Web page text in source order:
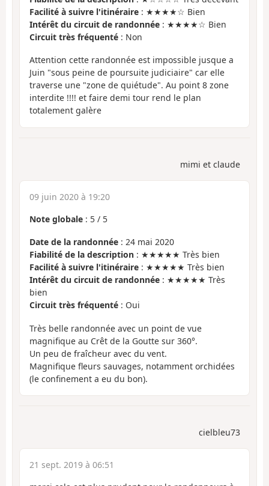
Facilité à suivre l'itinéraire : ★★★★☆ Bien
Intérêt du circuit de randonnée : ★★★★☆ Bien
Circuit très fréquenté : Non
Attention cette randonnée est impossible jusque a
Juin "sous peine de poursuite judiciaire" car elle
traverse une "zone de quiétude". Au point 8 zone
interdite !!!! et faire demi tour rend le plan
totalement galère
mimi et claude
09 juin 2020 à 19:20
Note globale : 5 / 5
Date de la randonnée : 24 mai 2020
Fiabilité de la description : ★★★★★ Très bien
Facilité à suivre l'itinéraire : ★★★★★ Très bien
Intérêt du circuit de randonnée : ★★★★★ Très
bien
Circuit très fréquenté : Oui
Très belle randonnée avec un point de vue
magnifique au Crêt de la Goutte sur 360°.
Un peu de fraîcheur avec du vent.
Magnifique fleurs sauvages, notamment orchidées
(le confinement a eu du bon).
cielbleu73
21 sept. 2019 à 06:51